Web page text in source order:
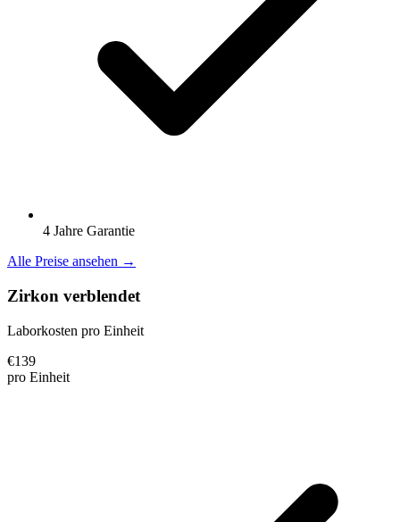
4 Jahre Garantie
Alle Preise ansehen →
Zirkon verblendet
Laborkosten pro Einheit
€139
pro Einheit